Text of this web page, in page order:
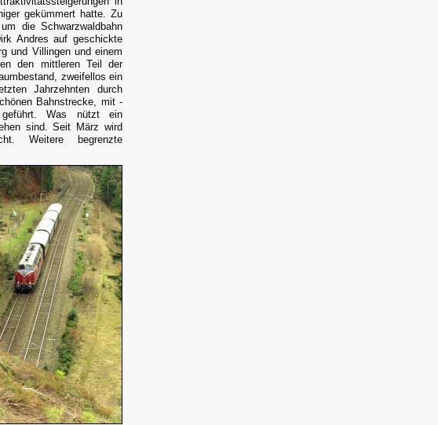
gekümmert hatte. Zu
die Schwarzwaldbahn
Andres auf geschickte
und Villingen und einem
den mittleren Teil der
zweifellos ein
Jahrzehnten durch
Bahnstrecke, mit -
Was nützt ein
sind. Seit März wird
Weitere begrenzte